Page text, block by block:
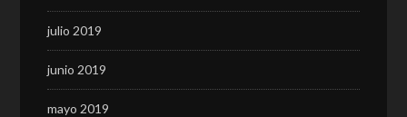
julio 2019
junio 2019
mayo 2019